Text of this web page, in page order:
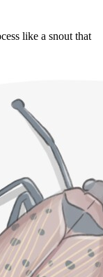
like a snout that